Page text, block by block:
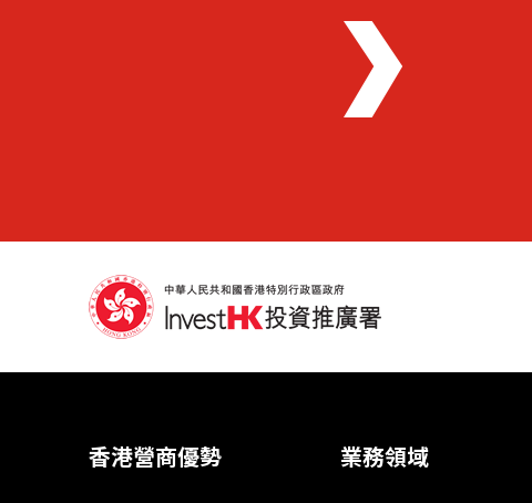
香港營商優勢 業務領域